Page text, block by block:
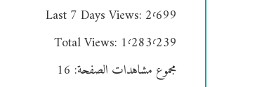
Last 7 Days Views: 2٬699
Total Views: 1٬283٬239
مجموع مشاهدات الصفحة: 16